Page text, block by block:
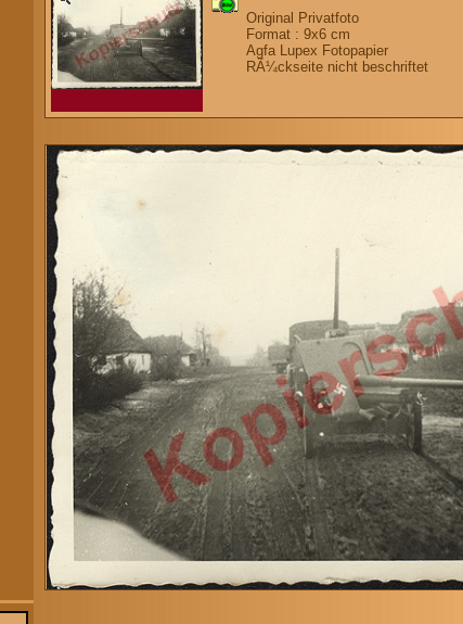
Original Privatfoto
Format : 9x6 cm
Agfa Lupex Fotopapier
RÃ¼ckseite nicht beschriftet